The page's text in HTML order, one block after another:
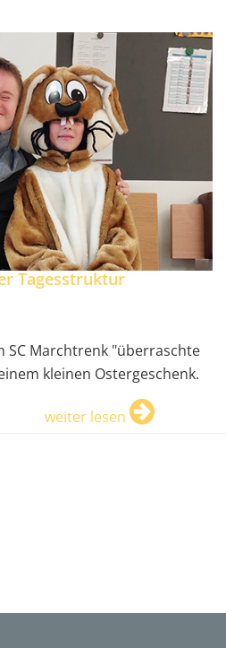
Tagesstruktur
SC Marchtrenk "überraschte
kleinen Ostergeschenk.
weiter lesen